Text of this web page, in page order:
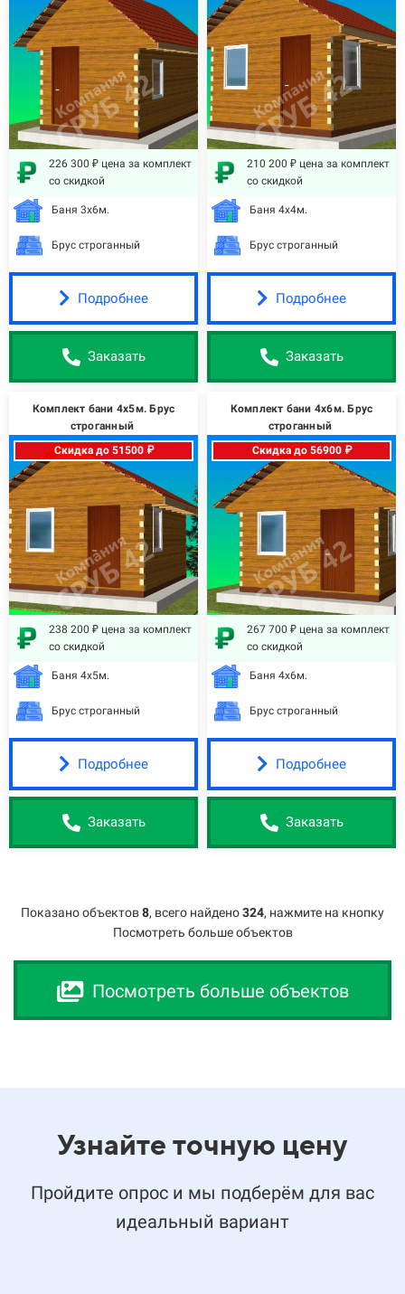
226 300 ₽ цена за комплект
со скидкой
Баня 3х6м.
Брус строганный
Подробнее
Заказать
210 200 ₽ цена за комплект
со скидкой
Баня 4х4м.
Брус строганный
Подробнее
Заказать
Комплект бани 4х5м. Брус
строганный
Скидка до 51500 ₽
238 200 ₽ цена за комплект
со скидкой
Баня 4х5м.
Брус строганный
Подробнее
Заказать
Комплект бани 4х6м. Брус
строганный
Скидка до 56900 ₽
267 700 ₽ цена за комплект
со скидкой
Баня 4х6м.
Брус строганный
Подробнее
Заказать
Показано объектов8, всего найдено324, нажмите на кнопку
Посмотреть больше объектов
Посмотреть больше объектов
Узнайте точную цену
Пройдите опрос и мы подберём для вас
идеальный вариант